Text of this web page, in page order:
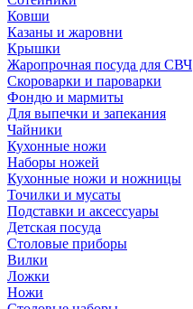
Ковши
Казаны и жаровни
Крышки
Жаропрочная посуда для СВЧ
Скороварки и пароварки
Фондю и мармиты
Для выпечки и запекания
Чайники
Кухонные ножи
Наборы ножей
Кухонные ножи и ножницы
Точилки и мусаты
Подставки и аксессуары
Детская посуда
Столовые приборы
Вилки
Ложки
Ножи